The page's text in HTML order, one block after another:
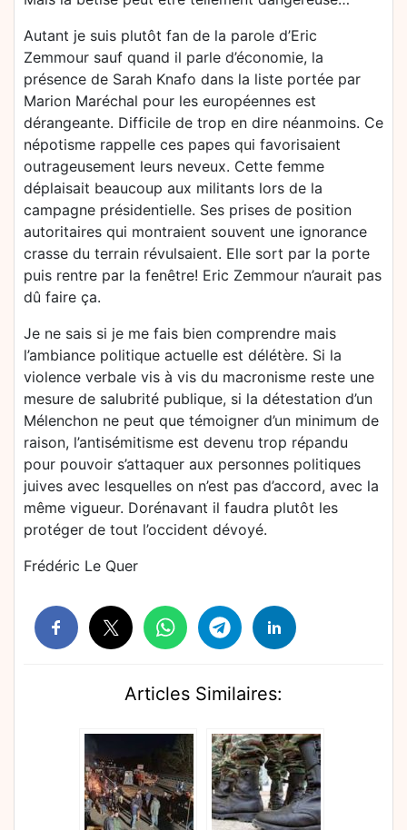
Autant je suis plutôt fan de la parole d’Eric
Zemmour sauf quand il parle d’économie, la
présence de Sarah Knafo dans la liste portée par
Marion Maréchal pour les européennes est
dérangeante. Difficile de trop en dire néanmoins. Ce
népotisme rappelle ces papes qui favorisaient
outrageusement leurs neveux. Cette femme
déplaisait beaucoup aux militants lors de la
campagne présidentielle. Ses prises de position
autoritaires qui montraient souvent une ignorance
crasse du terrain révulsaient. Elle sort par la porte
puis rentre par la fenêtre! Eric Zemmour n’aurait pas
dû faire ça.
Je ne sais si je me fais bien comprendre mais
l’ambiance politique actuelle est délétère. Si la
violence verbale vis à vis du macronisme reste une
mesure de salubrité publique, si la détestation d’un
Mélenchon ne peut que témoigner d’un minimum de
raison, l’antisémitisme est devenu trop répandu
pour pouvoir s’attaquer aux personnes politiques
juives avec lesquelles on n’est pas d’accord, avec la
même vigueur. Dorénavant il faudra plutôt les
protéger de tout l’occident dévoyé.
Frédéric Le Quer
Articles Similaires: